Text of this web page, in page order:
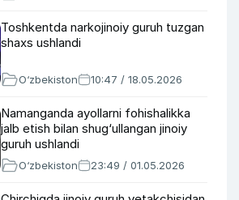
Toshkentda narkojinoiy guruh tuzgan
shaxs ushlandi
O‘zbekiston 10:47 / 18.05.2026
Namanganda ayollarni fohishalikka
jalb etish bilan shug‘ullangan jinoiy
guruh ushlandi
O‘zbekiston 23:49 / 01.05.2026